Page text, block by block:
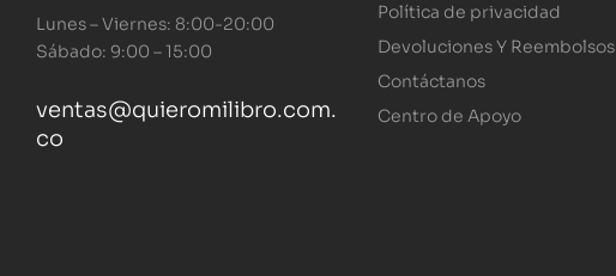
Lunes – Viernes: 8:00-20:00
Sábado: 9:00 – 15:00
ventas@quieromilibro.com.
co
Política de privacidad
Devoluciones Y Reembolsos
Contáctanos
Centro de Apoyo